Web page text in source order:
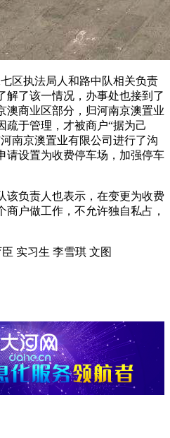
执法局人和路中队相关负责
解了该一情况，办事处也接到了
澳商业区部分，归河南京澳置业
疏于管理，才被商户“据为己
南京澳置业有限公司进行了沟
请设置为收费停车场，加强停车
负责人也表示，在变更为收费
户做工作，不允许独自私占，
实习生 李雪琪 文图